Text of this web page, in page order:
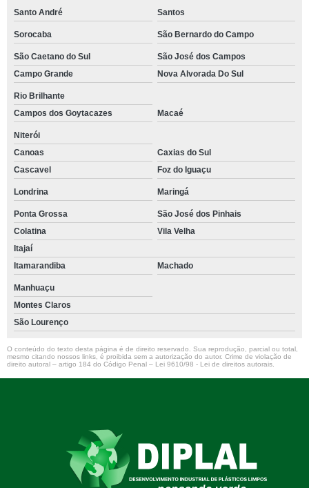
Santo André Santos
Sorocaba São Bernardo do Campo
São Caetano do Sul
São José dos Campos
Campo Grande
Nova Alvorada Do Sul
Rio Brilhante
Campos dos Goytacazes
Macaé
Niterói
Canoas
Caxias do Sul
Cascavel
Foz do Iguaçu
Londrina Maringá
Ponta Grossa
São José dos Pinhais
Colatina
Vila Velha
Itajaí
Itamarandiba
Machado
Manhuaçu
Montes Claros
São Lourenço
O conteúdo do texto desta página é de direito reservado. Sua reprodução, parcial ou total,
mesmo citando nossos links, é proibida sem a autorização do autor. Crime de violação de
direito autoral – artigo 184 do Código Penal – Lei 9610/98 - Lei de direitos autorais